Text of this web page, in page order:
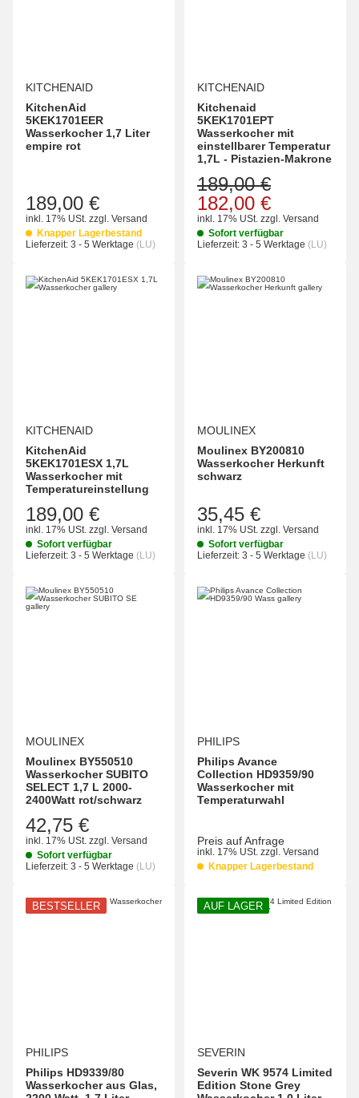
KITCHENAID
KitchenAid
5KEK1701EER
Wasserkocher 1,7 Liter
empire rot
189,00 €
inkl. 17% USt. zzgl. Versand
Knapper Lagerbestand
Lieferzeit: 3 - 5 Werktage (LU)
KITCHENAID
Kitchenaid
5KEK1701EPT
Wasserkocher mit
einstellbarer Temperatur
1,7L - Pistazien-Makrone
182,00 €
189,00 €
inkl. 17% USt. zzgl. Versand
Sofort verfügbar
Lieferzeit: 3 - 5 Werktage (LU)
KITCHENAID
KitchenAid
5KEK1701ESX 1,7L
Wasserkocher mit
Temperatureinstellung
189,00 €
inkl. 17% USt. zzgl. Versand
Sofort verfügbar
Lieferzeit: 3 - 5 Werktage (LU)
MOULINEX
Moulinex BY200810
Wasserkocher Herkunft
schwarz
35,45 €
inkl. 17% USt. zzgl. Versand
Sofort verfügbar
Lieferzeit: 3 - 5 Werktage (LU)
MOULINEX
Moulinex BY550510
Wasserkocher SUBITO
SELECT 1,7 L 2000-
2400Watt rot/schwarz
42,75 €
inkl. 17% USt. zzgl. Versand
Sofort verfügbar
Lieferzeit: 3 - 5 Werktage (LU)
PHILIPS
Philips Avance
Collection HD9359/90
Wasserkocher mit
Temperaturwahl
Preis auf Anfrage
inkl. 17% USt. zzgl. Versand
Knapper Lagerbestand
BESTSELLER
PHILIPS
Philips HD9339/80
Wasserkocher aus Glas,
AUF LAGER
SEVERIN
Severin WK 9574 Limited
Edition Stone Grey